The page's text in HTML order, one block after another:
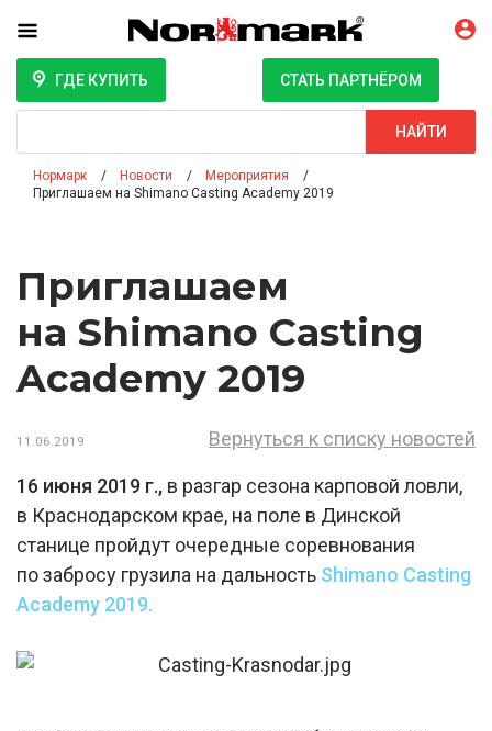
ГДЕ КУПИТЬ СТАТЬ ПАРТНЁРОМ
НАЙТИ
Нормарк Новости
Мероприятия
Приглашаем на Shimano Casting Academy 2019
Приглашаем
на Shimano Casting
Academy 2019
11.06.2019 Вернуться к списку новостей
16 июня 2019 г., в разгар сезона карповой ловли,
в Краснодарском крае, на поле в Динской
станице пройдут очередные соревнования
по забросу грузила на дальность Shimano Casting
Academy 2019.